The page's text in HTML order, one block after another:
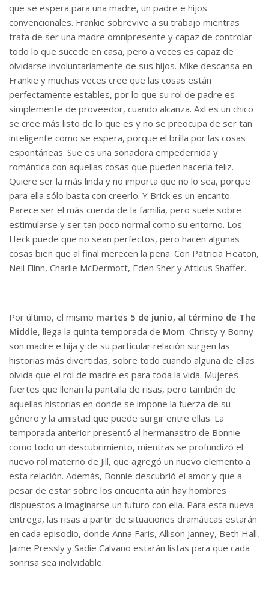
que se espera para una madre, un padre e hijos
convencionales. Frankie sobrevive a su trabajo mientras
trata de ser una madre omnipresente y capaz de controlar
todo lo que sucede en casa, pero a veces es capaz de
olvidarse involuntariamente de sus hijos. Mike descansa en
Frankie y muchas veces cree que las cosas están
perfectamente estables, por lo que su rol de padre es
simplemente de proveedor, cuando alcanza. Axl es un chico
se cree más listo de lo que es y no se preocupa de ser tan
inteligente como se espera, porque el brilla por las cosas
espontáneas. Sue es una soñadora empedernida y
romántica con aquellas cosas que pueden hacerla feliz.
Quiere ser la más linda y no importa que no lo sea, porque
para ella sólo basta con creerlo. Y Brick es un encanto.
Parece ser el más cuerda de la familia, pero suele sobre
estimularse y ser tan poco normal como su entorno. Los
Heck puede que no sean perfectos, pero hacen algunas
cosas bien que al final merecen la pena. Con Patricia Heaton,
Neil Flinn, Charlie McDermott, Eden Sher y Atticus Shaffer.
Por último, el mismo martes 5 de junio, al término de The
Middle, llega la quinta temporada de Mom. Christy y Bonny
son madre e hija y de su particular relación surgen las
historias más divertidas, sobre todo cuando alguna de ellas
olvida que el rol de madre es para toda la vida. Mujeres
fuertes que llenan la pantalla de risas, pero también de
aquellas historias en donde se impone la fuerza de su
género y la amistad que puede surgir entre ellas. La
temporada anterior presentó al hermanastro de Bonnie
como todo un descubrimiento, mientras se profundizó el
nuevo rol materno de Jill, que agregó un nuevo elemento a
esta relación. Además, Bonnie descubrió el amor y que a
pesar de estar sobre los cincuenta aún hay hombres
dispuestos a imaginarse un futuro con ella. Para esta nueva
entrega, las risas a partir de situaciones dramáticas estarán
en cada episodio, donde Anna Faris, Allison Janney, Beth Hall,
Jaime Pressly y Sadie Calvano estarán listas para que cada
sonrisa sea inolvidable.